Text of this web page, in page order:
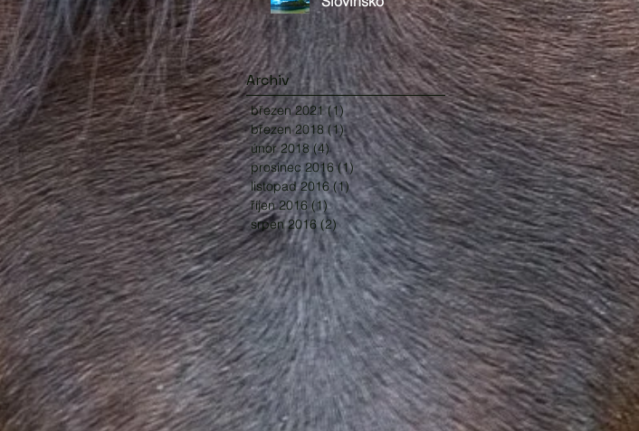
Archiv
březen 2021 (1)1 příspěvek
březen 2018 (1)1 příspěvek
únor 2018 (4)4 příspěvky
prosinec 2016 (1)1 příspěvek
listopad 2016 (1)1 příspěvek
říjen 2016 (1)1 příspěvek
srpen 2016 (2)2 příspěvky